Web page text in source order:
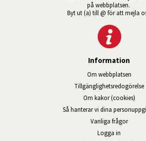
på webbplatsen.
Byt ut (a) till @ för att mejla
Information
Om webbplatsen
Tillgänglig­hets­redo­görelse
Om kakor (cookies)
Så hanterar vi dina
Vanliga frågor
Logga in